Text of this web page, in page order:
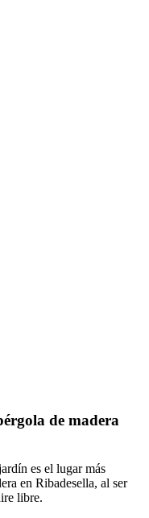
de madera
es el lugar más
en Ribadesella, al ser
libre.